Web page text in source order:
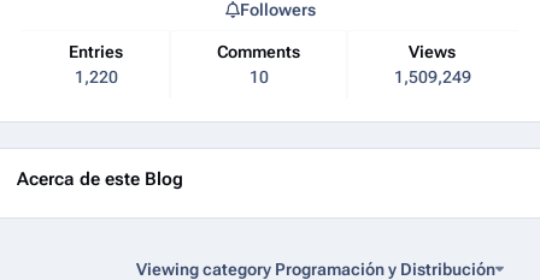
Entries
1,220
Comments
10
Views
1,509,249
Followers
Acerca de este Blog
Viewing category Programación y Distribución